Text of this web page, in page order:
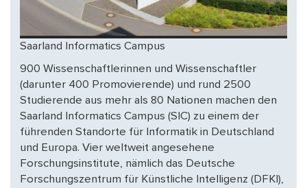
Saarland Informatics Campus
900 Wissenschaftlerinnen und Wissenschaftler
(darunter 400 Promovierende) und rund 2500
Studierende aus mehr als 80 Nationen machen den
Saarland Informatics Campus (SIC) zu einem der
führenden Standorte für Informatik in Deutschland
und Europa. Vier weltweit angesehene
Forschungsinstitute, nämlich das Deutsche
Forschungszentrum für Künstliche Intelligenz (DFKI),